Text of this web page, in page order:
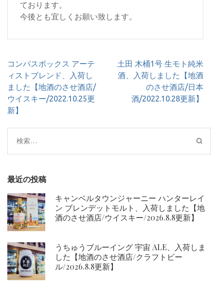
ております。
今後とも宜しくお願い致します。
投
稿
ナ
ビ
ゲ
ョ
ン
コンパスボックス アーテ
ィストブレンド、入荷し
ました【地酒のさせ酒店/
ウイスキー/2022.10.25更
新】
土田 木桶1号 生モト純米
酒、入荷しました【地酒
のさせ酒店/日本
酒/2022.10.28更新】
検
索:
最近の投稿
キャンベルタウンジャーニー ハンターレイ
ン ブレンデットモルト、入荷しました【地
酒のさせ酒店/ウイスキー/2026.8.8更新】
うちゅうブルーイング 宇宙 ALE、入荷しま
した【地酒のさせ酒店/クラフトビー
ル/2026.8.8更新】